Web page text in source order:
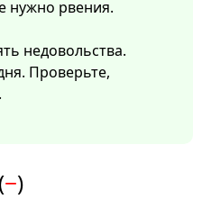
нужно рвения.
недовольства.
Проверьте,
−)